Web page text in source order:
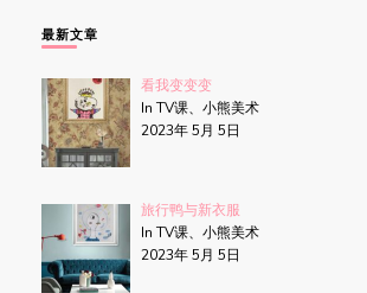
吗?
最新文章
看我变变变
In TV课、小熊美术
2023年 5月 5日
旅行鸭与新衣服
In TV课、小熊美术
2023年 5月 5日